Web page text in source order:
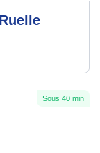
Sous 40 min